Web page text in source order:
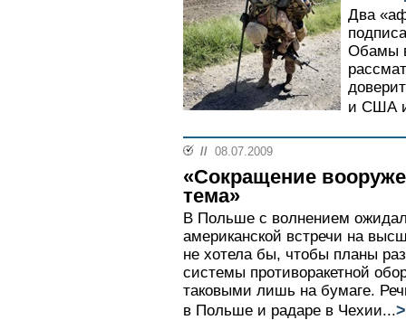
Два
Обамы
и США и
// 08.07.2009
«Сокращение
тема»
В Польше с волнением
американской встречи на
не хотела бы, чтобы планы
системы противоракетной
таковыми лишь на бумаге.
в Польше и радаре в Чехии...